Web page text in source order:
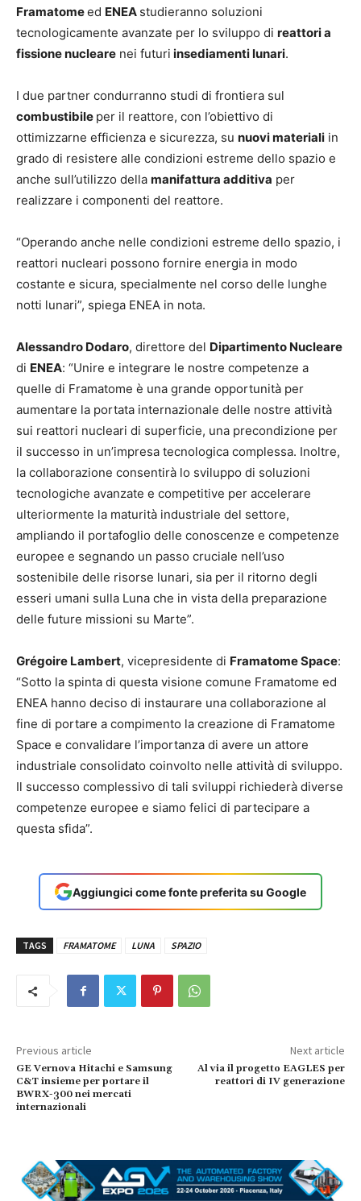
Framatomeed ENEA studieranno soluzioni
tecnologicamente avanzate per lo sviluppo di reattori a
fissione nucleare nei futuri insediamenti lunari.
I due partner condurranno studi di frontiera sul
combustibile per il reattore, con l’obiettivo di
ottimizzarne efficienza e sicurezza, su nuovi materiali in
grado di resistere alle condizioni estreme dello spazio e
anche sull’utilizzo della manifattura additiva per
realizzare i componenti del reattore.
“Operando anche nelle condizioni estreme dello spazio, i
reattori nucleari possono fornire energia in modo
costante e sicura, specialmente nel corso delle lunghe
notti lunari”, spiega ENEA in nota.
Alessandro Dodaro, direttore del Dipartimento Nucleare
di ENEA: “Unire e integrare le nostre competenze a
quelle di Framatome è una grande opportunità per
aumentare la portata internazionale delle nostre attività
sui reattori nucleari di superficie, una precondizione per
il successo in un’impresa tecnologica complessa. Inoltre,
la collaborazione consentirà lo sviluppo di soluzioni
tecnologiche avanzate e competitive per accelerare
ulteriormente la maturità industriale del settore,
ampliando il portafoglio delle conoscenze e competenze
europee e segnando un passo cruciale nell’uso
sostenibile delle risorse lunari, sia per il ritorno degli
esseri umani sulla Luna che in vista della preparazione
delle future missioni su Marte”.
Grégoire Lambert, vicepresidente di Framatome Space:
“Sotto la spinta di questa visione comune Framatome ed
ENEA hanno deciso di instaurare una collaborazione al
fine di portare a compimento la creazione di Framatome
Space e convalidare l’importanza di avere un attore
industriale consolidato coinvolto nelle attività di sviluppo.
Il successo complessivo di tali sviluppi richiederà diverse
competenze europee e siamo felici di partecipare a
questa sfida”.
Aggiungici come fonte preferita su Google
TAGS FRAMATOME LUNA SPAZIO
Previous article
GE Vernova Hitachi e Samsung
C&T insieme per portare il
BWRX-300 nei mercati
internazionali
Next article
Al via il progetto EAGLES per
reattori di IV generazione